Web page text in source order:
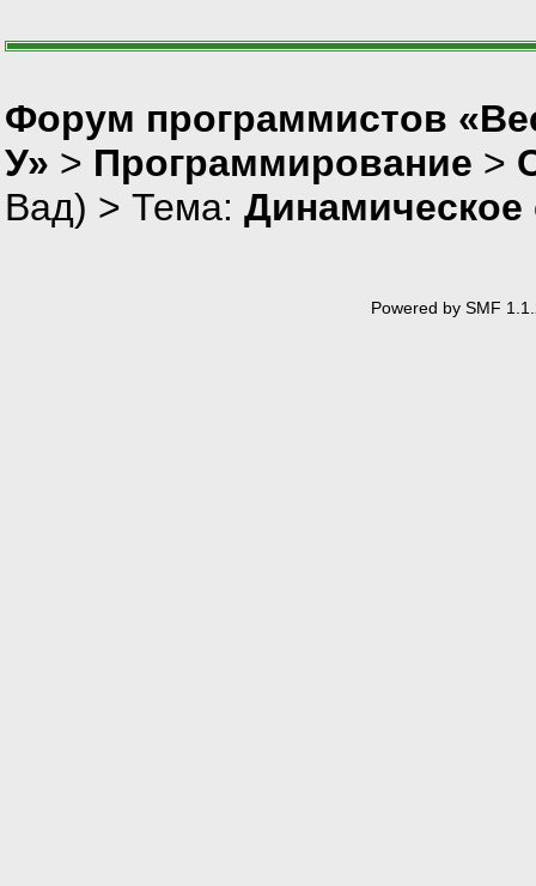
Форум программистов
У» > Программирование >
Вад) > Тема: Динамическое
Powered by SMF